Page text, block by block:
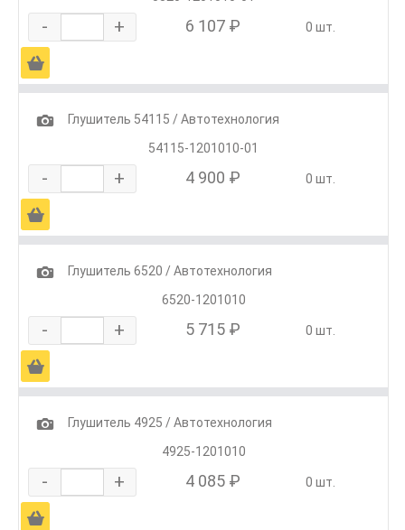
- + 6 107 ₽ 0 шт.
Ä
1
Глушитель 54115 / Автотехнология
54115-1201010-01
- + 4 900 ₽ 0 шт.
Ä
1
Глушитель 6520 / Автотехнология
6520-1201010
- + 5 715 ₽ 0 шт.
Ä
1
Глушитель 4925 / Автотехнология
4925-1201010
- + 4 085 ₽ 0 шт.
Ä